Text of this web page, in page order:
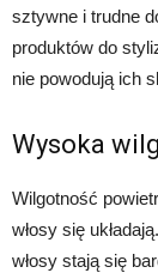
sztywne i trudne
produktów do
nie powodują ich
Wysoka
Wilgotność
włosy się
włosy stają się